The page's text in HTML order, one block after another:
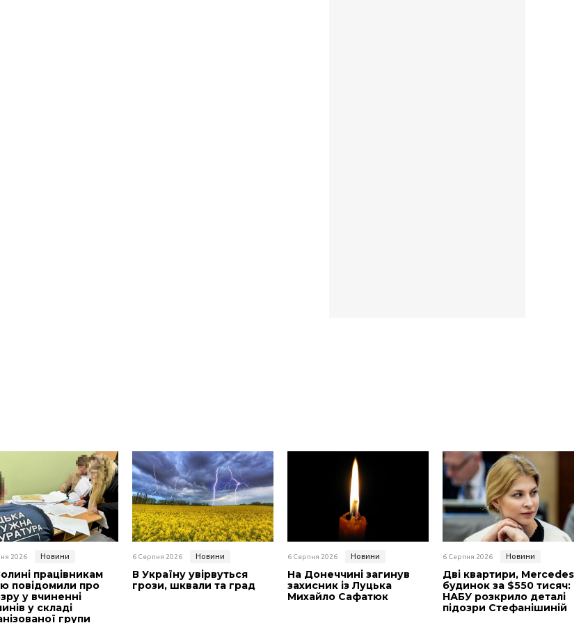
2026 Новини
працівникам
повідомили про
у вчиненні
у складі
групи
6 Серпня 2026 Новини
В Україну увірвуться
грози, шквали та град
6 Серпня 2026 Новини
На Донеччині загинув
захисник із Луцька
Михайло Сафатюк
6 Серпня 2026 Новини
Дві квартири, Mercedes і
будинок за $550 тисяч:
НАБУ розкрило деталі
підозри Стефанішиній